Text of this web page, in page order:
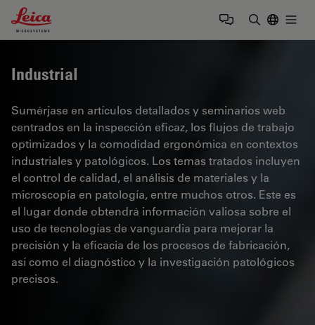
Leica Microsystems Logo
Industrial
Sumérjase en artículos detallados y seminarios web
centrados en la inspección eficaz, los flujos de trabajo
optimizados y la comodidad ergonómica en contextos
industriales y patológicos. Los temas tratados incluyen
el control de calidad, el análisis de materiales y la
microscopía en patología, entre muchos otros. Este es
el lugar donde obtendrá información valiosa sobre el
uso de tecnologías de vanguardia para mejorar la
precisión y la eficacia de los procesos de fabricación,
así como el diagnóstico y la investigación patológicos
precisos.